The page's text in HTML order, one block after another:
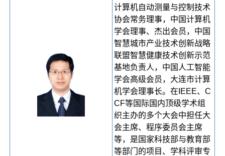
计算机自动测量与控制技术
协会常务理事，中国计算机
学会理事、杰出会员，中国
智慧城市产业技术创新战略
联盟智慧健康技术创新示范
基地负责人，中国人工智能
学会高级会员，大连市计算
机学会理事长。在IEEE、C
CF等国际国内顶级学术组
织主办的多个大会中担任大
会主席、程序委员会主席
等，是国家科技部与教育部
等部门的项目、学科评审专